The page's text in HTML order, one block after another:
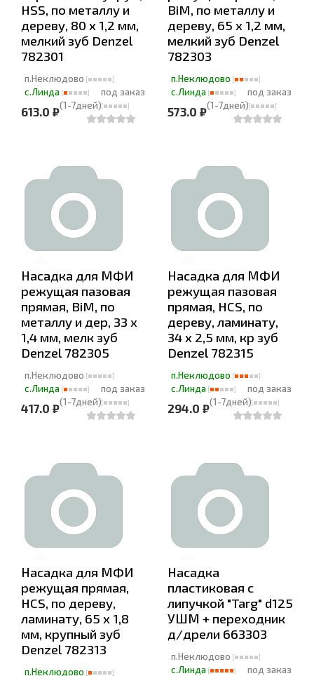
HSS, по металлу и
дереву, 80 х 1,2 мм,
мелкий зуб Denzel
782301
п.Неклюдово
с.Линда
под заказ
(1-7дней)
613.0 ₽
BiM, по металлу и
дереву, 65 x 1,2 мм,
мелкий зуб Denzel
782303
п.Неклюдово
с.Линда
под заказ
(1-7дней)
573.0 ₽
Насадка для МФИ
режущая пазовая
прямая, BiM, по
металлу и дер, 33 x
1,4 мм, мелк зуб
Denzel 782305
п.Неклюдово
с.Линда
под заказ
(1-7дней)
417.0 ₽
Насадка для МФИ
режущая пазовая
прямая, HCS, по
дереву, ламинату,
34 х 2,5 мм, кр зуб
Denzel 782315
п.Неклюдово
с.Линда
под заказ
(1-7дней)
294.0 ₽
Насадка для МФИ
режущая прямая,
HCS, по дереву,
ламинату, 65 х 1,8
мм, крупный зуб
Denzel 782313
п.Неклюдово
Насадка
пластиковая с
липучкой "Targ" d125
УШМ + переходник
д/дрели 663303
п.Неклюдово
с.Линда
под заказ